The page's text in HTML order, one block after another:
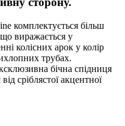
комплектується більш
виражається у
колісних арок у колір
трубах.
бічна спідниця
сріблястої акцентної